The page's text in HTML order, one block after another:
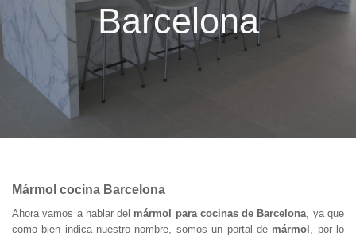
Barcelona
Mármol cocina Barcelona
Ahora vamos a hablar del mármol para cocinas de Barcelona, ya que
como bien indica nuestro nombre, somos un portal de mármol , por lo